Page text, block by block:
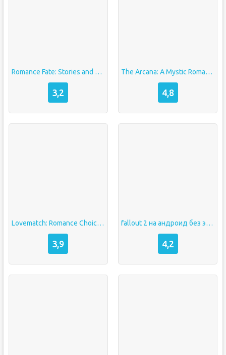
Romance Fate: Stories and Choices взлом Без рекламы
3,2
The Arcana: A Mystic Romance взлом на деньги
4,8
Lovematch: Romance Choices взлом Много денег
3,9
fallout 2 на андроид без эмулятора
4,2